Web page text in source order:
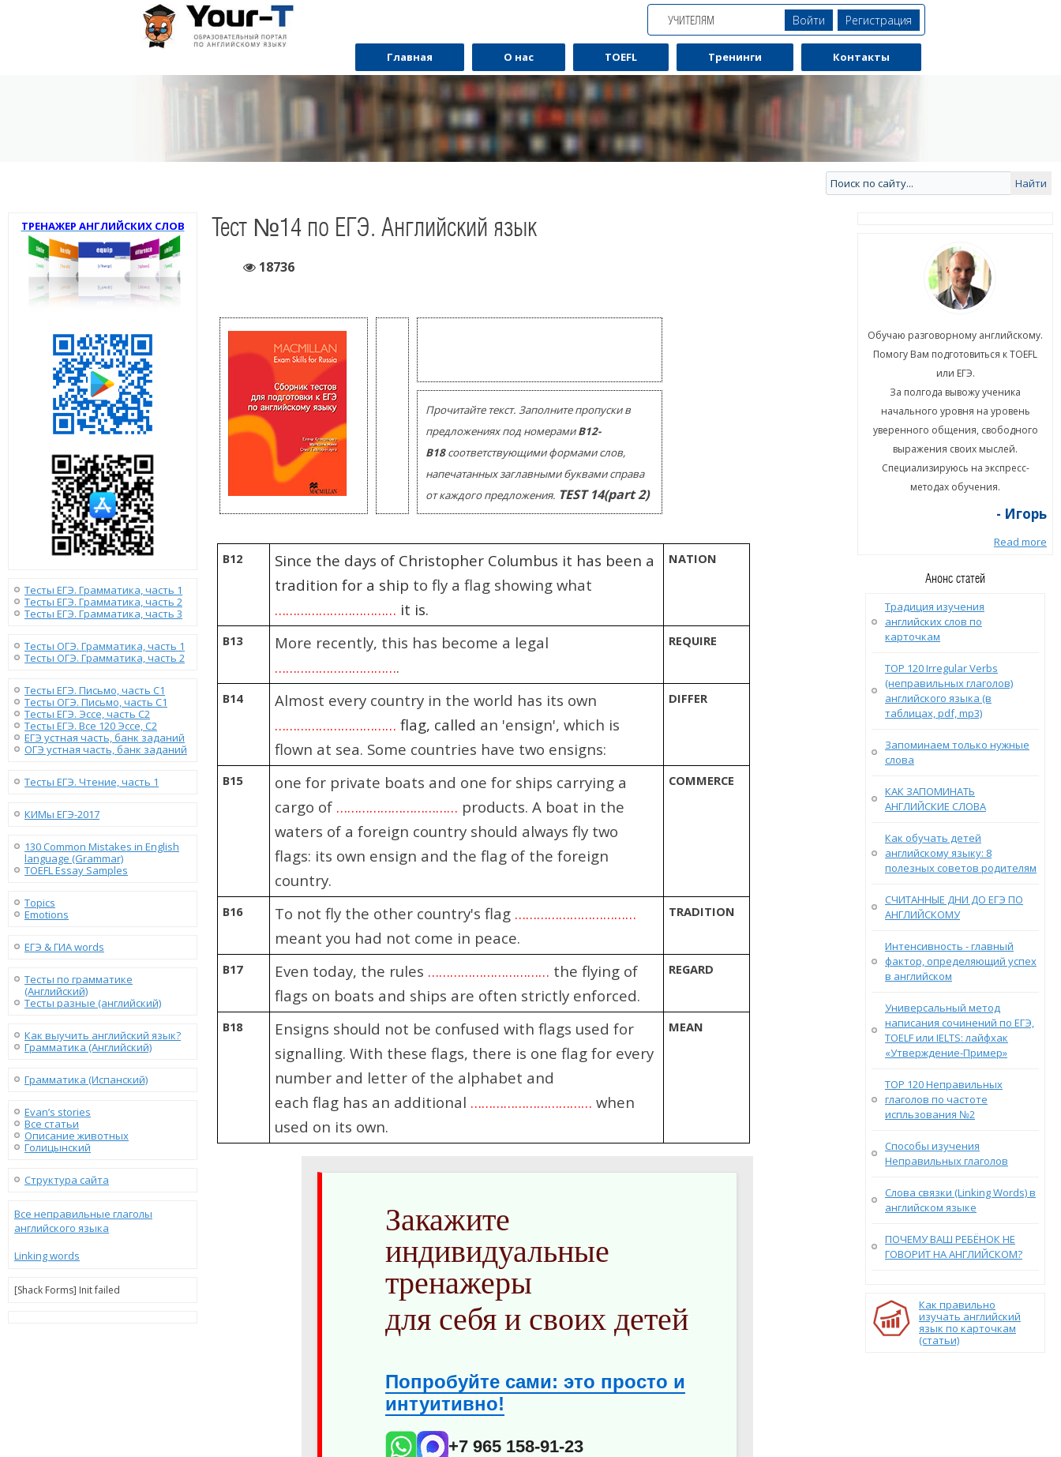
УЧИТЕЛЯМ Войти Регистрация
Главная О нас TOEFL Тренинги Контакты
ТРЕНАЖЕР АНГЛИЙСКИХ СЛОВ
Тесты ЕГЭ. Грамматика, часть 1
Тесты ЕГЭ. Грамматика, часть 2
Тесты ЕГЭ. Грамматика, часть 3
Тесты ОГЭ. Грамматика, часть 1
Тесты ОГЭ. Грамматика, часть 2
Тесты ЕГЭ. Письмо, часть С1
Тесты ОГЭ. Письмо, часть С1
Тесты ЕГЭ. Эссе, часть C2
Тесты ЕГЭ. Все 120 Эссе, C2
ЕГЭ устная часть, банк заданий
ОГЭ устная часть, банк заданий
Тесты ЕГЭ. Чтение, часть 1
КИМы ЕГЭ-2017
130 Сommon Mistakes in English
language (Grammar)
TOEFL Essay Samples
Topics
Emotions
ЕГЭ & ГИА words
Тесты по грамматике
(Английский)
Тесты разные (английский)
Как выучить английский язык?
Грамматика (Английский)
Грамматика (Испанский)
Evan’s stories
Все статьи
Описание животных
Голицынский
Структура сайта
Все неправильные глаголы
английского языка
Linking words
[Shack Forms] Init failed
Тест №14 по ЕГЭ. Английский язык
18736
Прочитайте текст. Заполните пропуски в
предложениях под номерамиВ12-
В18соответствующими формами слов,
напечатанных заглавными буквами справа
от каждого предложения. TEST14(part 2)
B12
Since the days of Christopher Columbus it has been a
tradition for a ship to fly a flag showing what
…………………………… it is.
NATION
B13
More recently, this has become a legal
…………………………….
REQUIRE
B14
Almost every country in the world has its own
…………………………… flag, called an 'ensign', which is
flown at sea. Some countries have two ensigns:
DIFFER
B15
one for private boats and one for ships carrying a
cargo of …………………………… products. A boat in the
waters of a foreign country should always fly two
flags: its own ensign and the flag of the foreign
country.
COMMERCE
B16 To not fly the other country's flag ……………………………
meant you had not come in peace.
TRADITION
B17 Even today, the rules …………………………… the flying of
flags on boats and ships are often strictly enforced.
REGARD
B18
Ensigns should not be confused with flags used for
signalling. With these flags, there is one flag for every
number and letter of the alphabet and
each flag has an additional …………………………… when
used on its own.
MEAN
Закажите
индивидуальные
тренажеры
для себя и своих детей
Попробуйте сами: это просто и
интуитивно!
+7 965 158-91-23
За полгода вывожу ученика
начального уровня на уровень
уверенного общения, свободного
выражения своих мыслей.
Специализируюсь на экспресс-
методах обучения.
- Игорь
Read more
Обучаю разговорному английскому.
Помогу Вам подготовиться к TOEFL
или ЕГЭ.
За полгода вывожу ученика
начального уровня на уровень
уверенного общения, свободного
выражения своих мыслей.
Специализируюсь на экспресс-
методах обучения.
- Игорь
Read more
Анонс статей
Традиция изучения
английских слов по
карточкам
TOP 120 Irregular Verbs
(неправильных глаголов)
английского языка (в
таблицах, pdf, mp3)
Запоминаем только нужные
слова
КАК ЗАПОМИНАТЬ
АНГЛИЙСКИЕ СЛОВА
Как обучать детей
английскому языку: 8
полезных советов родителям
СЧИТАННЫЕ ДНИ ДО ЕГЭ ПО
АНГЛИЙСКОМУ
Интенсивность - главный
фактор, определяющий успех
в английском
Универсальный метод
написания сочинений по ЕГЭ,
TOELF или IELTS: лайфхак
«Утверждение-Пример»
TOP 120 Неправильных
глаголов по частоте
испльзования №2
Способы изучения
Неправильных глаголов
Слова связки (Linking Words) в
английском языке
ПОЧЕМУ ВАШ РЕБЁНОК НЕ
ГОВОРИТ НА АНГЛИЙСКОМ?
Как правильно
изучать английский
язык по карточкам
(статьи)